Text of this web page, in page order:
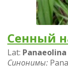
Сенный
Lat:
Синонимы: